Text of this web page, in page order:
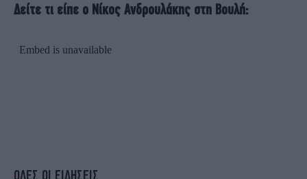
Δείτε τι είπε ο Νίκος Ανδρουλάκης στη Βουλή:
ΟΛΕΣ ΟΙ ΕΙΔΗΣΕΙΣ